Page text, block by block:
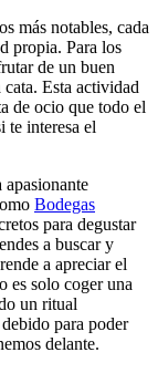
más notables, cada
propia. Para los
de un buen
Esta actividad
de ocio que todo el
te interesa el
apasionante
Bodegas
para degustar
a buscar y
a apreciar el
es solo coger una
un ritual
para poder
delante.